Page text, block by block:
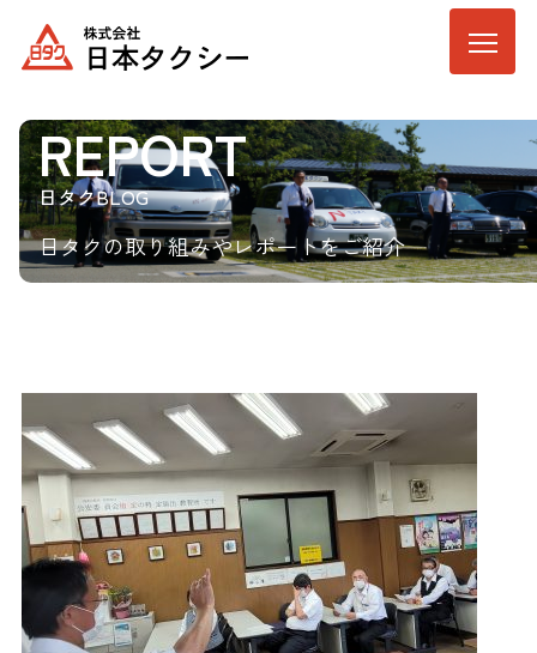
REPORT
日タクBLOG
日タクの取り組みやレポートをご紹介